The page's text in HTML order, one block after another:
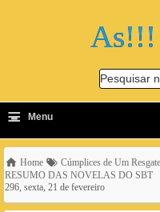
As!!!
Pesquisar
-
≡ Menu
Home Cúmplices de Um Resgate
RESUMO DAS NOVELAS DO SBT
296, sexta, 21 de fevereiro